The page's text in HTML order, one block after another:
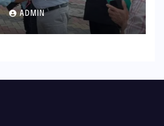
ADMIN